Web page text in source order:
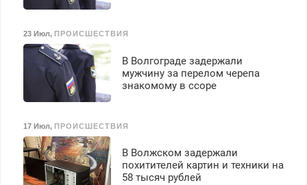
23 Июл, ПРОИСШЕСТВИЯ
В Волгограде задержали
мужчину за перелом черепа
знакомому в ссоре
17 Июл, ПРОИСШЕСТВИЯ
В Волжском задержали
похитителей картин и техники на
58 тысяч рублей